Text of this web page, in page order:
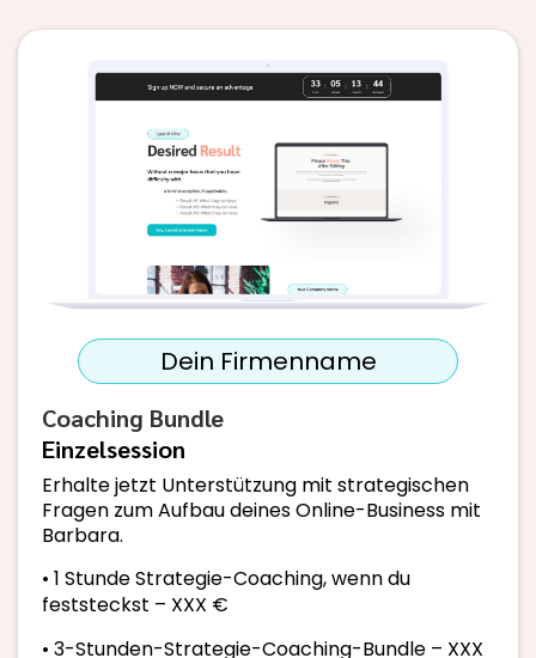
Dein Firmenname
Coaching Bundle
Einzelsession
Erhalte jetzt Unterstützung mit strategischen
Fragen zum Aufbau deines Online-Business mit
Barbara.
• 1 Stunde Strategie-Coaching, wenn du
feststeckst – XXX €
• 3-Stunden-Strategie-Coaching-Bundle – XXX